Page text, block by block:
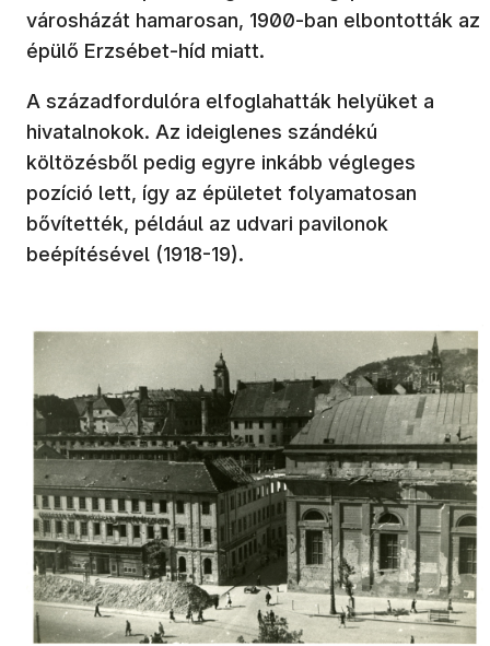
városházát hamarosan, 1900-ban elbontották az
épülő Erzsébet-híd miatt.
A századfordulóra elfoglahatták helyüket a
hivatalnokok. Az ideiglenes szándékú
költözésből pedig egyre inkább végleges
pozíció lett, így az épületet folyamatosan
bővítették, például az udvari pavilonok
beépítésével (1918-19).